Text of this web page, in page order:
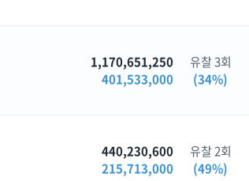
1,170,651,250
401,533,000
유찰 3회
(34%)
440,230,600
215,713,000
유찰 2회
(49%)